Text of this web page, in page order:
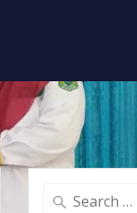
Search